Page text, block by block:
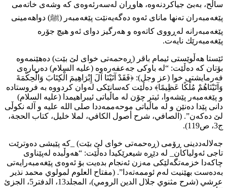
ساڵح، بەبێ جیاكردنەوە، هاوڕان لەسەرئەوەی كە وشەی خاتەمی
پێغەمبەران تەنها مانای ئەوە دەگەیەنێت پێغەمبەر (ﷺ) دواهەمینی
پێغەمبەرانە لەڕووی كاتەوە و هەرگیز دوای ئەو هیچ جۆرە
پێغەمبەرێك نایەت.
ئێستا هەڵوێستی ئیمام باقر (ڕەحمەتی خوای لێ بێت) دەهێنمەوە
بۆتان كە دەڵێت: “لە باوكی جەعفەرەوە (عليه السلام) دەربارەی
فەرمایشتی خوا (عز وجل): ﴿فَقَدْ آتَيْنَا آلَ إِبْرَاهِيمَ الْكِتَابَ وَالْحِكْمَةَ
وَآتَيْنَاهُمْ مُلْكًا عَظِيمًا﴾ دەڵێت كەسانێكی لەوان كردووە بە فروستادە
و پێغەمبەر پێشەوا، ئیتر چۆن لە ماڵباتی ئیبراهیمدا (عليه السلام)
دانی پێدا دەنێن و لە ماڵباتی موحەممەددا صلی الله علیه و آله نكوڵی
لێ دەكەن”. (الصافي، شرح أصول الكافي، لملا خلیل، كتاب الحجة،
ج3، ص119).
جەلالەددینی ڕۆمی (ڕەحمەتی خوای لێ بێت) _كە پێیشی دەوترێت
تاجی ئەولیاكان_ لە دێڕە شیعرێكیدا دەڵێت: “هەوڵبدە لەپێناوی
چاكەدا خزمەتگەلێكی مەزن ئەنجام بدەیت بۆ ئەوەی پێغەمبەرایەتی
بەدەست بهێنیت لەم ئوممەتەدا”. (مفتاح العلوم لمولوي محمد نذیر
عرشي (شرح مثنوي جلال الدین الرومي)، المجلد13، الدفتر5، الجزئ